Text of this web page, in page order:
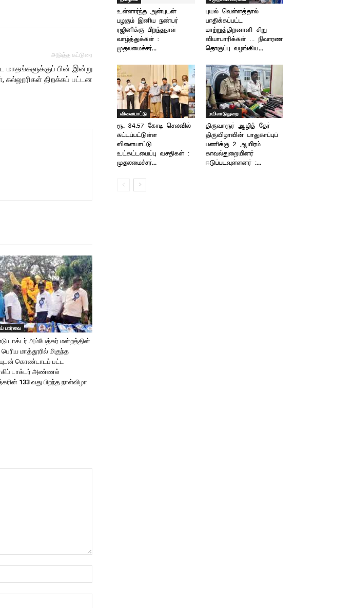
அடுத்த கட்டுரை
மாதங்களுக்குப் பின் இன்று
கல்லூரிகள் திறக்கப் பட்டன
பார்வை
டாக்டர் அம்பேத்கர் மன்றத்தின்
பெரிய மாத்தூரில் மிகுந்த
கொண்டாடப் பட்ட
டாக்டர் அண்ணல்
133 வது பிறந்த நாள்விழா
உள்ளார்ந்த அன்புடன்
பழகும் இனிய நண்பர்
ரஜினிக்கு பிறந்தநாள்
வாழ்த்துக்கள் :
முதலமைச்சர்...
புயல் வெள்ளத்தால்
பாதிக்கப்பட்ட
மாற்றுத்திறனாளி சிறு
வியாபாரிக்கள் … நிவாரண
தொகுப்பு வழங்கிய...
விளையாட்டு
ரூ. 84.57 கோடி செலவில்
கட்டப்பட்டுள்ள
விளையாட்டு
உட்கட்டமைப்பு வசதிகள் :
முதலமைச்சர்...
மயிலாடுதுறை
திருவாரூர் ஆழித் தேர்
திருவிழாவின் பாதுகாப்புப்
பணிக்கு 2 ஆயிரம்
காவல்துறையினர்
ஈடுப்படவுள்ளனர் :...